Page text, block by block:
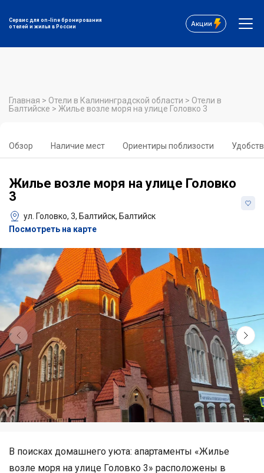
Сервис для on-line бронирования
отелей и жилья в России
Акции
Главная > Отели в Калининградской области > Отели в
Балтийске > Жилье возле моря на улице Головко 3
Обзор Наличие мест Ориентиры поблизости
Жилье возле моря на улице Головко
3
ул. Головко, 3, Балтийск, Балтийск
Посмотреть на карте
В поисках домашнего уюта: апартаменты «Жилье
возле моря на улице Головко 3» расположены в